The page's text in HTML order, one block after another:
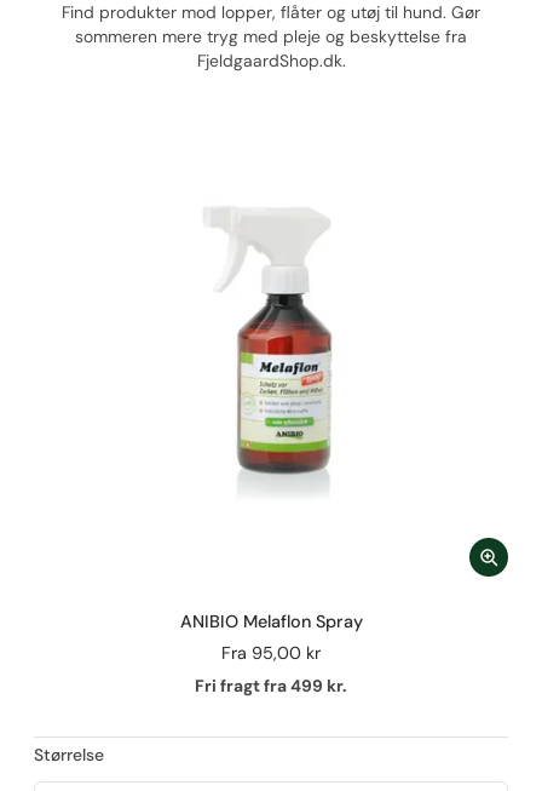
Find produkter mod lopper, flåter og utøj til hund. Gør
sommeren mere tryg med pleje og beskyttelse fra
FjeldgaardShop.dk.
ANIBIO Melaflon Spray
Fra 95,00 kr
Fri fragt fra 499 kr.
Størrelse